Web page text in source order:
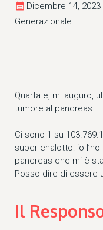
calendar_month Dicembre 14, 2023
Generazionale
Quarta e, mi auguro,
tumore al pancreas.
Ci sono 1 su
super enalotto: io
pancreas che mi è
Posso dire di essere
Il